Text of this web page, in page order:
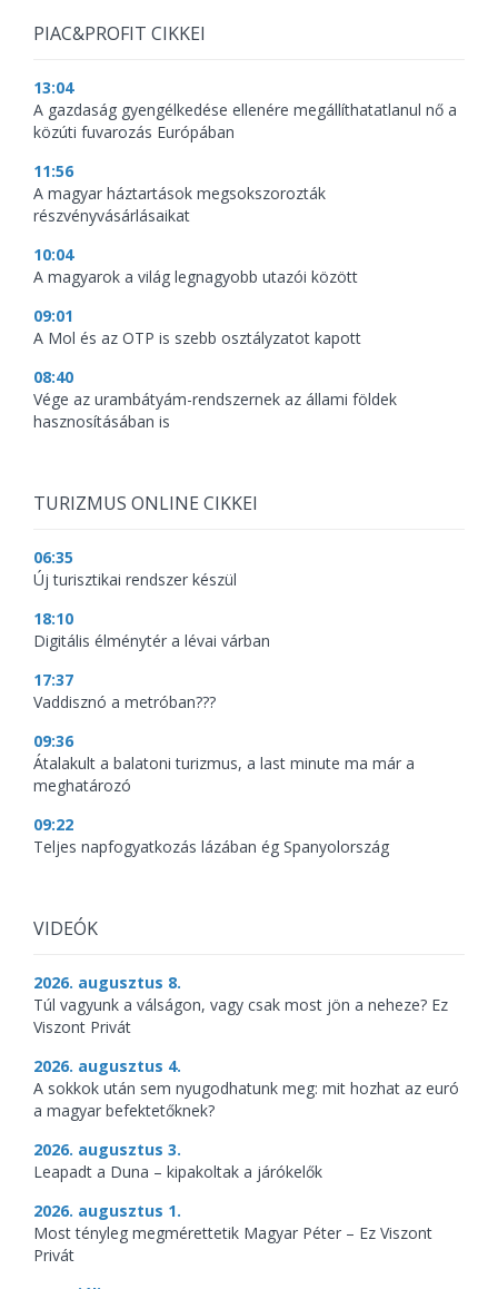
PIAC&PROFIT CIKKEI
13:04
A gazdaság gyengélkedése ellenére megállíthatatlanul nő a
közúti fuvarozás Európában
11:56
A magyar háztartások megsokszorozták
részvényvásárlásaikat
10:04
A magyarok a világ legnagyobb utazói között
09:01
A Mol és az OTP is szebb osztályzatot kapott
08:40
Vége az urambátyám-rendszernek az állami földek
hasznosításában is
TURIZMUS ONLINE CIKKEI
06:35
Új turisztikai rendszer készül
18:10
Digitális élménytér a lévai várban
17:37
Vaddisznó a metróban???
09:36
Átalakult a balatoni turizmus, a last minute ma már a
meghatározó
09:22
Teljes napfogyatkozás lázában ég Spanyolország
VIDEÓK
2026. augusztus 8.
Túl vagyunk a válságon, vagy csak most jön a neheze? Ez
Viszont Privát
2026. augusztus 4.
A sokkok után sem nyugodhatunk meg: mit hozhat az euró
a magyar befektetőknek?
2026. augusztus 3.
Leapadt a Duna – kipakoltak a járókelők
2026. augusztus 1.
Most tényleg megmérettetik Magyar Péter – Ez Viszont
Privát